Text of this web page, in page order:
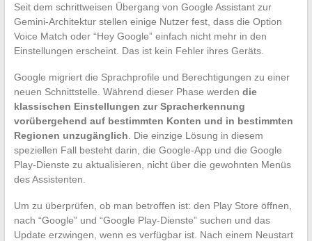
Seit dem schrittweisen Übergang von Google Assistant zur
Gemini-Architektur stellen einige Nutzer fest, dass die Option
Voice Match oder “Hey Google” einfach nicht mehr in den
Einstellungen erscheint. Das ist kein Fehler ihres Geräts.
Google migriert die Sprachprofile und Berechtigungen zu einer
neuen Schnittstelle. Während dieser Phase werden die
klassischen Einstellungen zur Spracherkennung
vorübergehend auf bestimmten Konten und in bestimmten
Regionen unzugänglich . Die einzige Lösung in diesem
speziellen Fall besteht darin, die Google-App und die Google
Play-Dienste zu aktualisieren, nicht über die gewohnten Menüs
des Assistenten.
Um zu überprüfen, ob man betroffen ist: den Play Store öffnen,
nach “Google” und “Google Play-Dienste” suchen und das
Update erzwingen, wenn es verfügbar ist. Nach einem Neustart